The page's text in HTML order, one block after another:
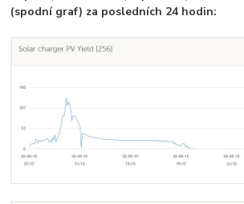
(spodní graf) za posledních 24 hodin: